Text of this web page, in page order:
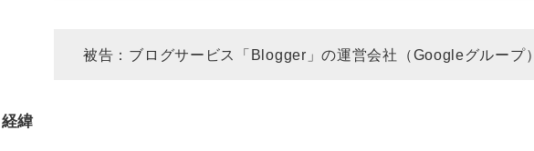
被告：ブログサービス「Blogger」の運営会社（Googleグループ）
経緯